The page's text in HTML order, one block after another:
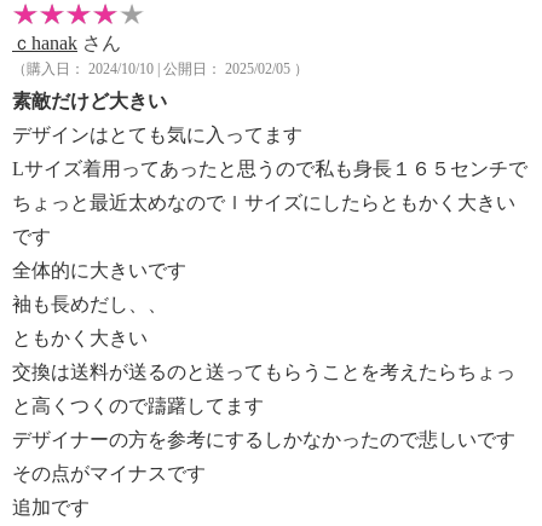
ｃhanak さん
（購入日： 2024/10/10 | 公開日： 2025/02/05 ）
素敵だけど大きい
デザインはとても気に入ってます
Lサイズ着用ってあったと思うので私も身長１６５センチで
ちょっと最近太めなのでｌサイズにしたらともかく大きい
です
全体的に大きいです
袖も長めだし、、
ともかく大きい
交換は送料が送るのと送ってもらうことを考えたらちょっ
と高くつくので躊躇してます
デザイナーの方を参考にするしかなかったので悲しいです
その点がマイナスです
追加です